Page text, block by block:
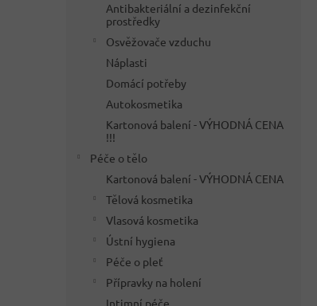
Antibakteriální a dezinfekční
prostředky
Osvěžovače vzduchu
Náplasti
Domácí potřeby
Autokosmetika
Kartonová balení - VÝHODNÁ CENA
!!!
Péče o tělo
Kartonová balení - VÝHODNÁ CENA
Tělová kosmetika
Vlasová kosmetika
Ústní hygiena
Péče o pleť
Přípravky na holení
Intimní péče